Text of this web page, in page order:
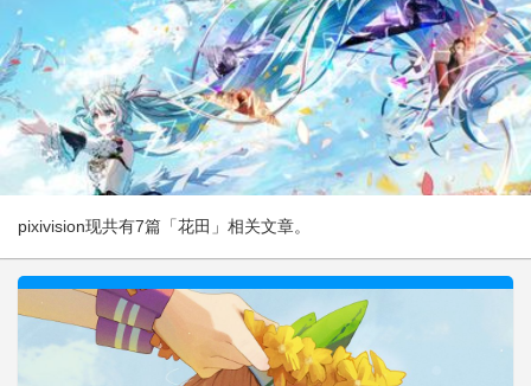
pixivision现共有7篇「花田」相关文章。